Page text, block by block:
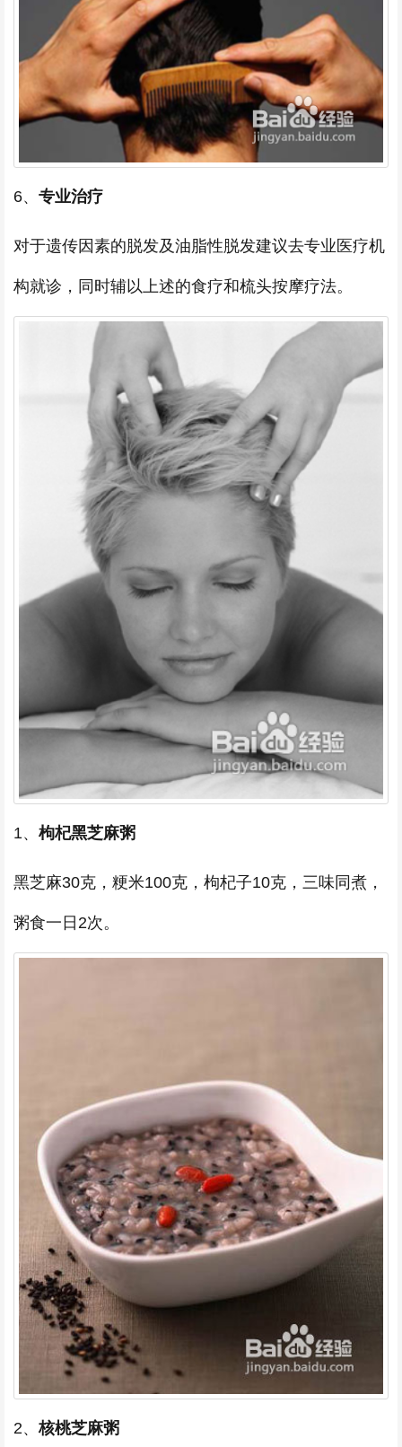
6、 专业治疗
对于遗传因素的脱发及油脂性脱发建议去专业医疗机
构就诊，同时辅以上述的食疗和梳头按摩疗法。
1、 枸杞黑芝麻粥
黑芝麻30克，粳米100克，枸杞子10克，三味同煮，
粥食一日2次。
2、核桃芝麻粥